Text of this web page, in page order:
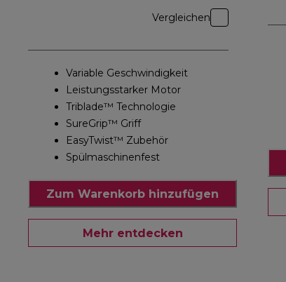
Vergleichen
Variable Geschwindigkeit
Leistungsstarker Motor
Triblade™ Technologie
SureGrip™ Griff
EasyTwist™ Zubehör
Spülmaschinenfest
Zum Warenkorb hinzufügen
Mehr entdecken